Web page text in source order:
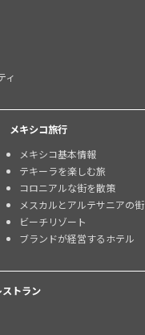
ィ
メキシコ旅行
メキシコ基本情報
テキーラを楽しむ旅
コロニアルな街を散策
メスカルとアルテサニアの街
ビーチリゾート
ブランドが経営するホテル
トラン